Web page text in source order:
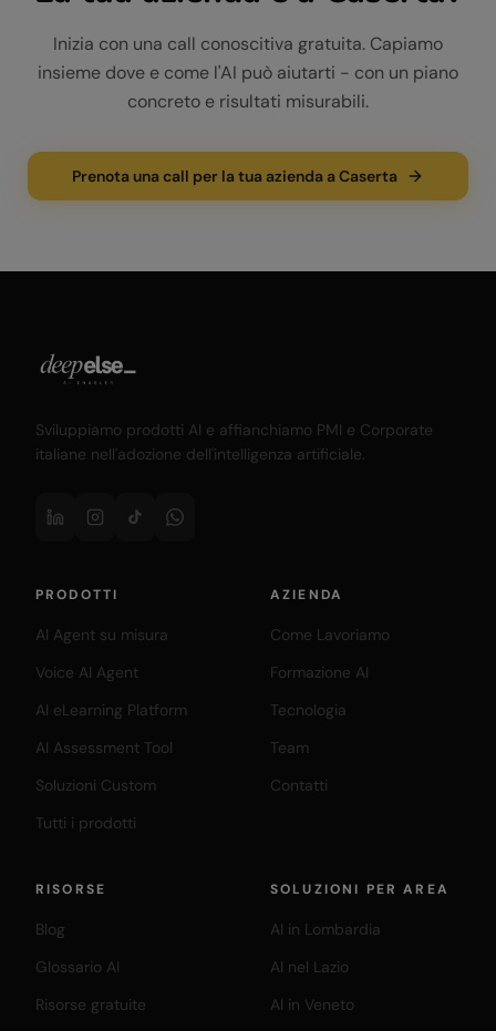
Inizia con una call conoscitiva gratuita. Capiamo
insieme dove e come l'AI può aiutarti - con un piano
concreto e risultati misurabili.
Prenota una call per la tua azienda a Caserta
Sviluppiamo prodotti AI e affianchiamo PMI e Corporate
italiane nell'adozione dell'intelligenza artificiale.
PRODOTTI
AI Agent su misura
Voice AI Agent
AI eLearning Platform
AI Assessment Tool
Soluzioni Custom
Tutti i prodotti
AZIENDA
Come Lavoriamo
Formazione AI
Tecnologia
Team
Contatti
RISORSE
Blog
Glossario AI
Risorse gratuite
SOLUZIONI PER AREA
AI in Lombardia
AI nel Lazio
AI in Veneto